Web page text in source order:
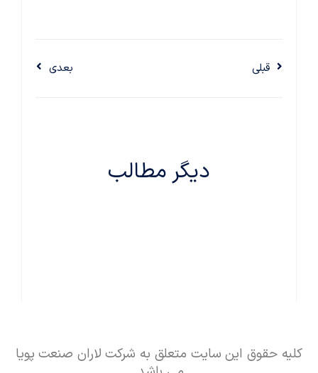
قبلی بعدی
دیگر مطالب
کلیه حقوق این سایت متعلق به شرکت لاران صنعت پویا